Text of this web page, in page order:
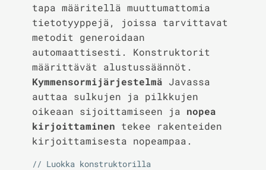
tapa määritellä muuttumattomia
tietotyyppejä, joissa tarvittavat
metodit generoidaan
automaattisesti. Konstruktorit
määrittävät alustussäännöt.
Kymmensormijärjestelmä Javassa
auttaa sulkujen ja pilkkujen
oikeaan sijoittamiseen ja nopea
kirjoittaminen tekee rakenteiden
kirjoittamisesta nopeampaa.
// Luokka konstruktorilla